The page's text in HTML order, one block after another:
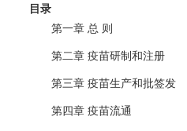
目录
第一章 总 则
第二章 疫苗研制和注册
第三章 疫苗生产和批签发
第四章 疫苗流通